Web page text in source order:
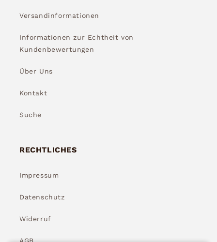
Versandinformationen
Informationen zur Echtheit von
Kundenbewertungen
Über Uns
Kontakt
Suche
RECHTLICHES
Impressum
Datenschutz
Widerruf
AGB